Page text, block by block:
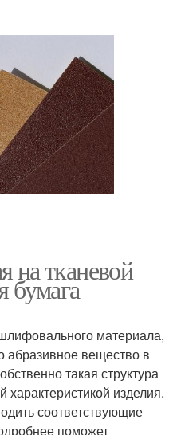
на тканевой
бумага
материала,
абразивное вещество в
такая структура
характеристикой изделия.
соответствующие
поможет